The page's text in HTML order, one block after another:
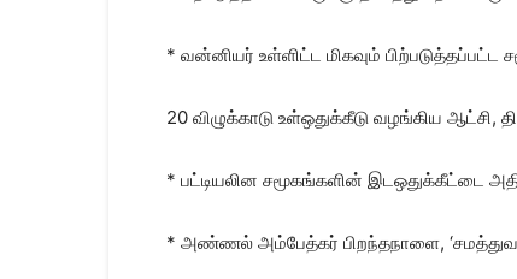
* வன்னியர் உள்ளிட்ட மிகவும் பிற்படுத்தப்பட்ட
20 விழுக்காடு உள்ஒதுக்கீடு வழங்கிய ஆட்சி,
* பட்டியலின சமூகங்களின் இடஒதுக்கீட்டை
* அண்ணல் அம்பேத்கர் பிறந்தநாளை, ‘சமத்துவ